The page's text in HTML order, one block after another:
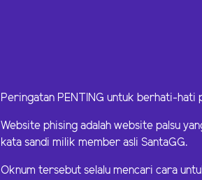
Peringatan PENTING untuk berhati-hati
Website phising adalah website palsu
kata sandi milik member asli SantaGG.
Oknum tersebut selalu mencari cara